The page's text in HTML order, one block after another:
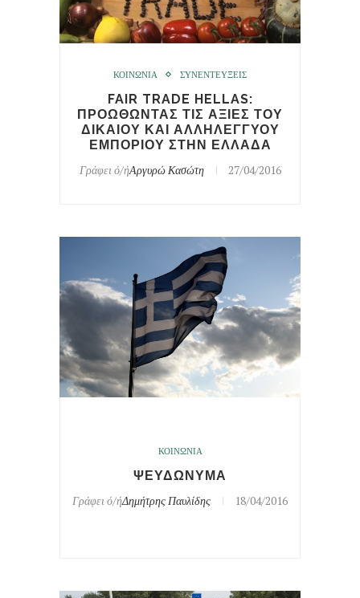
ΚΟΙΝΩΝΙΑ ΣΥΝΕΝΤΕΥΞΕΙΣ
FAIR TRADE HELLAS:
ΠΡΟΩΘΩΝΤΑΣ ΤΙΣ ΑΞΙΕΣ ΤΟΥ
ΔΙΚΑΙΟΥ ΚΑΙ ΑΛΛΗΛΕΓΓΥΟΥ
ΕΜΠΟΡΙΟΥ ΣΤΗΝ ΕΛΛΑΔΑ
Γράφει ό/ήΑργυρώ Κασώτη 27/04/2016
ΚΟΙΝΩΝΙΑ
ΨΕΥΔΩΝΥΜΑ
Γράφει ό/ήΔημήτρης Παυλίδης 18/04/2016